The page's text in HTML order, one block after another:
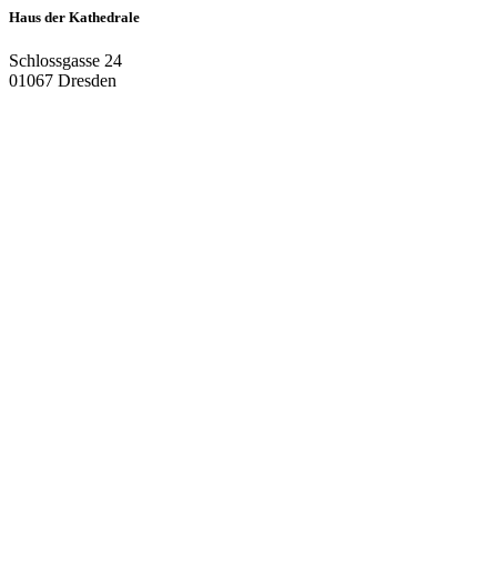
Haus der Kathedrale
Schlossgasse 24
01067 Dresden